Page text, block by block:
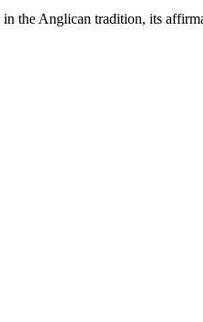
the Anglican tradition, its